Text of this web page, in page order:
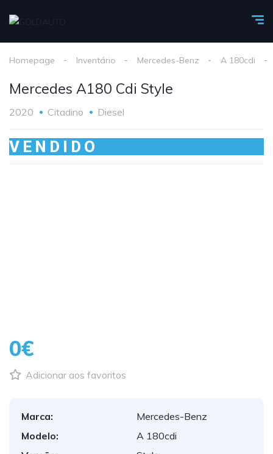
Homepage Inventário Mercedes-Benz A 180cdi
Mercedes A180 Cdi Style
2020 Citadino Diesel
VENDIDO
0€
Adicionar aos favoritos
Marca:
Mercedes-Benz
Modelo:
A 180cdi